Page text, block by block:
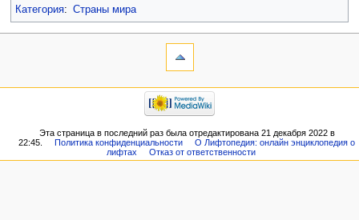
Категория: Страны мира
Эта страница в последний раз была отредактирована 21 декабря 2022 в
22:45.
Политика конфиденциальности
О Лифтопедия: онлайн энциклопедия о
лифтах
Отказ от ответственности